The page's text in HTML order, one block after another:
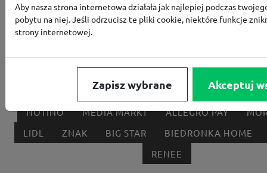
RTV EURO AGD MODIVO HEBE
MEDIA EXPERT
LOUNGE BY ZALANDO
ALLEGRO
HOMLA
ANSWEAR 4F OLEOLE!
NOTINO
MEDIA MARKT ALLEGRO PAY
LIDL
ZNAK BIG STAR
BIEDRONKA HOME
RENEE
Aby nasza strona internetowa działała jak najlepiej podczas
pobytu na niej. Jeśli odrzucisz te pliki cookie, niektóre funkcje
strony internetowej.
Zapisz wybrane Akceptuj